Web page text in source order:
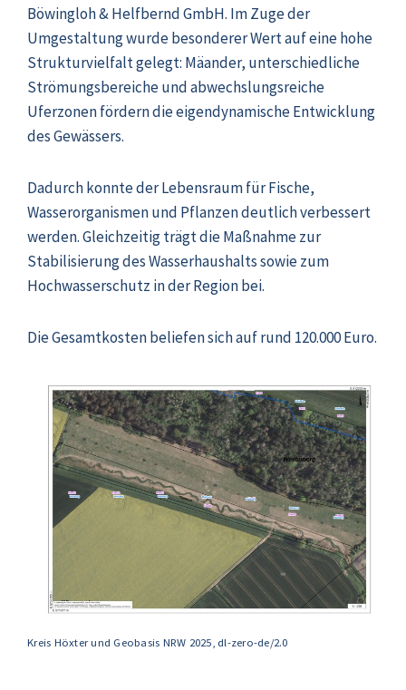
Böwingloh & Helfbernd GmbH. Im Zuge der
Umgestaltung wurde besonderer Wert auf eine hohe
Strukturvielfalt gelegt: Mäander, unterschiedliche
Strömungsbereiche und abwechslungsreiche
Uferzonen fördern die eigendynamische Entwicklung
des Gewässers.
Dadurch konnte der Lebensraum für Fische,
Wasserorganismen und Pflanzen deutlich verbessert
werden. Gleichzeitig trägt die Maßnahme zur
Stabilisierung des Wasserhaushalts sowie zum
Hochwasserschutz in der Region bei.
Die Gesamtkosten beliefen sich auf rund 120.000 Euro.
Kreis Höxter und Geobasis NRW 2025, dl-zero-de/2.0